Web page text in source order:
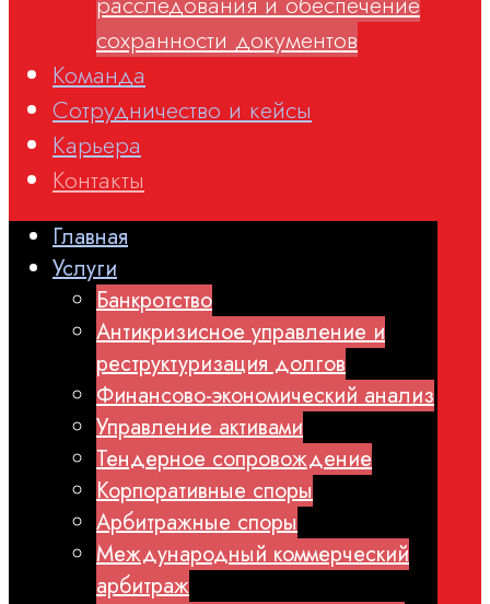
сохранности документов
Команда
Сотрудничество и кейсы
Карьера
Контакты
Главная
Услуги
Банкротство
Антикризисное управление и
реструктуризация долгов
Финансово-экономический анализ
Управление активами
Тендерное сопровождение
Корпоративные споры
Арбитражные споры
Международный коммерческий
арбитраж